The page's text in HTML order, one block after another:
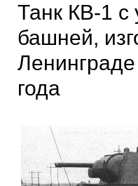
Танк КВ-1
башней,
года